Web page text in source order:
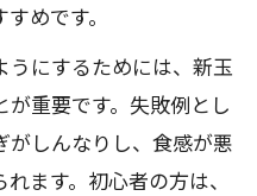
めです。
うにするためには、新玉
重要です。失敗例とし
がしんなりし、食感が悪
ます。初心者の方は、